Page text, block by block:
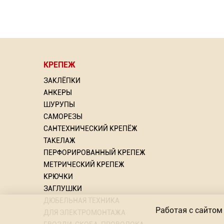
Насадка для МФИ ЗУБР
DIAMOND керамика, мрамор,
стекло
Торговых предложений: 2
от 603.57
КРЕПЕЖ
ЗАКЛЁПКИ
АНКЕРЫ
ШУРУПЫ
САМОРЕЗЫ
САНТЕХНИЧЕСКИЙ КРЕПЁЖ
ТАКЕЛАЖ
ПЕРФОРИРОВАННЫЙ КРЕПЕЖ
МЕТРИЧЕСКИЙ КРЕПЕЖ
КРЮЧКИ
ЗАГЛУШКИ
ДЮБЕЛЬНАЯ ТЕХНИКА
ДЛЯ ЭЛЕКТРОМОНТАЖА
Работая с